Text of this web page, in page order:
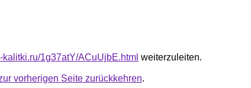
kalitki.ru/1g37atY/ACuUjbE.html weiterzuleiten.
vorherigen Seite zurückkehren.